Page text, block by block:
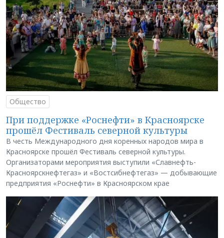
Общество
При поддержке «Роснефти» в Красноярске
прошёл Фестиваль северной культуры
В честь Международного дня коренных народов мира в
Красноярске прошёл Фестиваль северной культуры.
Организаторами мероприятия выступили «Славнефть-
Красноярскнефтегаз» и «Востсибнефтегаз» — добывающие
предприятия «Роснефти» в Красноярском крае